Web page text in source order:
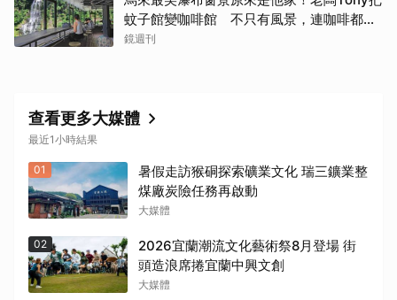
蚊子館變咖啡館 不只有風景，連咖啡都好
喝到讓人想再來
鏡週刊
查看更多大媒體
最近1小時結果
01
暑假走訪猴硐探索礦業文化 瑞三鑛業整
煤廠炭險任務再啟動
大媒體
02
2026宜蘭潮流文化藝術祭8月登場 街
頭造浪席捲宜蘭中興文創
大媒體